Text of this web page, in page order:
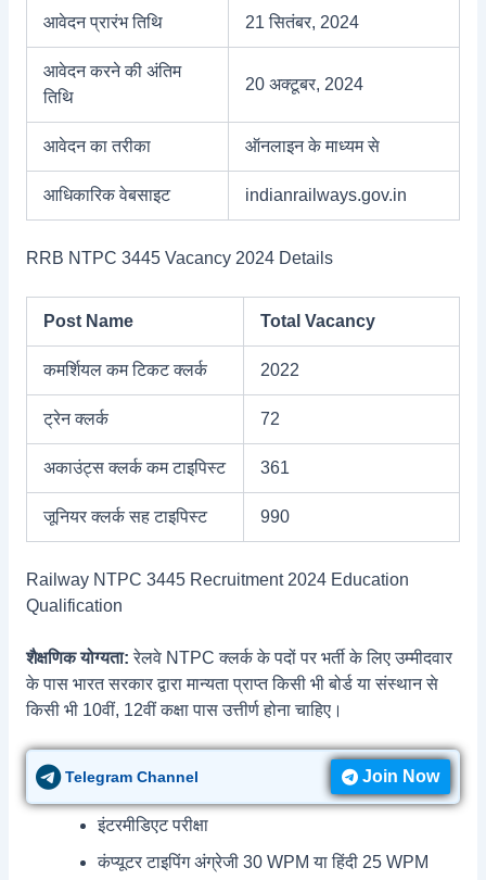
आवेदन प्रारंभ तिथि 21 सितंबर, 2024
आवेदन करने की अंतिम
तिथि
20 अक्टूबर, 2024
आवेदन का तरीका ऑनलाइन के माध्यम से
आधिकारिक वेबसाइट indianrailways.gov.in
RRB NTPC 3445 Vacancy 2024 Details
Post Name Total Vacancy
कमर्शियल कम टिकट क्लर्क 2022
ट्रेन क्लर्क 72
अकाउंट्स क्लर्क कम टाइपिस्ट 361
जूनियर क्लर्क सह टाइपिस्ट 990
Railway NTPC 3445 Recruitment 2024 Education
Qualification
शैक्षणिक योग्यता: रेलवे NTPC क्लर्क के पदों पर भर्ती के लिए उम्मीदवार
के पास भारत सरकार द्वारा मान्यता प्राप्त किसी भी बोर्ड या संस्थान से
किसी भी 10वीं, 12वीं कक्षा पास उत्तीर्ण होना चाहिए।
Telegram Channel Join Now
इंटरमीडिएट परीक्षा
कंप्यूटर टाइपिंग अंग्रेजी 30 WPM या हिंदी 25 WPM